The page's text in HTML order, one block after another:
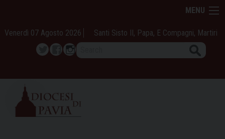
content
MENU
Venerdì 07 Agosto 2026 Santi Sisto II, Papa, E Compagni, Martiri
TwitterFacebook
Instagram